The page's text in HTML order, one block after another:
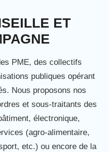
ET
PME, des collectifs
publiques opérant
Nous proposons nos
et sous-traitants des
électronique,
(agro-alimentaire,
etc.) ou encore de la